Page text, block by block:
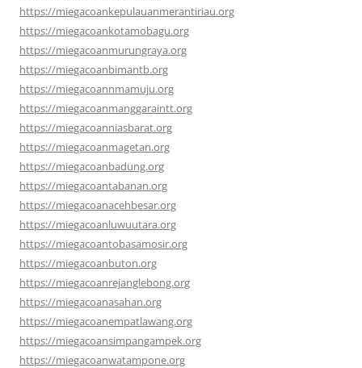
https://miegacoankepulauanmerantiriau.org
https://miegacoankotamobagu.org
https://miegacoanmurungraya.org
https://miegacoanbimantb.org
https://miegacoannmamuju.org
https://miegacoanmanggaraintt.org
https://miegacoanniasbarat.org
https://miegacoanmagetan.org
https://miegacoanbadung.org
https://miegacoantabanan.org
https://miegacoanacehbesar.org
https://miegacoanluwuutara.org
https://miegacoantobasamosir.org
https://miegacoanbuton.org
https://miegacoanrejanglebong.org
https://miegacoanasahan.org
https://miegacoanempatlawang.org
https://miegacoansimpangampek.org
https://miegacoanwatampone.org